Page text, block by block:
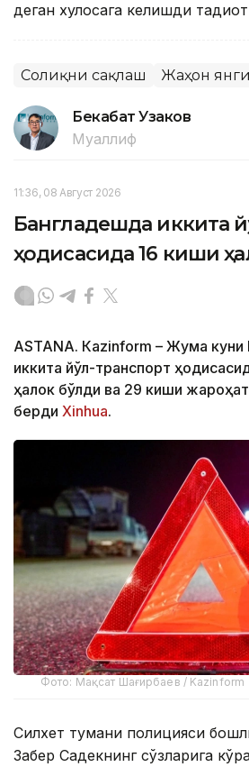
деган хулосага келишди
Соғлиқни сақлаш Жаҳон
Бекабат Узаков
Муаллиф
11:36, 08 Август 2026
Бангладешда иккита
ҳодисасида 16 киши
ASTANА. Кazinform – Жума куни
иккита йўл-транспорт
ҳалок бўлди ва 29 киши
берди Xinhua.
Фото: Мақсат Шағирбаев / Kazinform
Силхет тумани полицияси
Забер Садекнинг сўзларига